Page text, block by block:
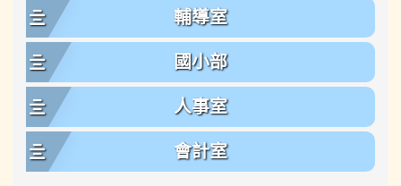
輔導室
國小部
人事室
會計室